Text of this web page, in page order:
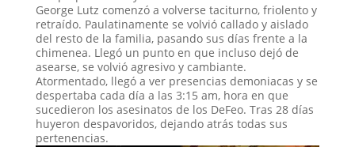
George Lutz comenzó a volverse taciturno, friolento y
retraído. Paulatinamente se volvió callado y aislado
del resto de la familia, pasando sus días frente a la
chimenea. Llegó un punto en que incluso dejó de
asearse, se volvió agresivo y cambiante.
Atormentado, llegó a ver presencias demoniacas y se
despertaba cada día a las 3:15 am, hora en que
sucedieron los asesinatos de los DeFeo. Tras 28 días
huyeron despavoridos, dejando atrás todas sus
pertenencias.